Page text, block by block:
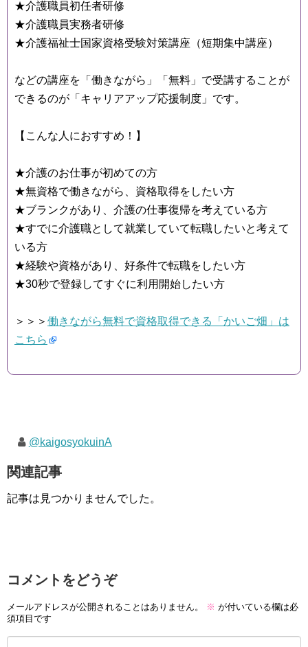
★介護職員初任者研修
★介護職員実務者研修
★介護福祉士国家資格受験対策講座（短期集中講座）
などの講座を「働きながら」「無料」で受講することが
できるのが「キャリアアップ応援制度」です。
【こんな人におすすめ！】
★介護のお仕事が初めての方
★無資格で働きながら、資格取得をしたい方
★ブランクがあり、介護の仕事復帰を考えている方
★すでに介護職として就業していて転職したいと考えて
いる方
★経験や資格があり、好条件で転職をしたい方
★30秒で登録してすぐに利用開始したい方
＞＞＞ 働きながら無料で資格取得できる「かいご畑」は
こちら
@kaigosyokuinA
関連記事
記事は見つかりませんでした。
コメントをどうぞ
メールアドレスが公開されることはありません。 ※ が付いている欄は必
須項目です